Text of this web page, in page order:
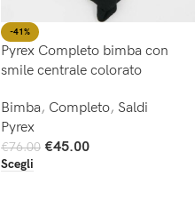
-41%
Pyrex Completo bimba con
smile centrale colorato
Bimba, Completo, Saldi
Pyrex
€76.00 €45.00
Scegli